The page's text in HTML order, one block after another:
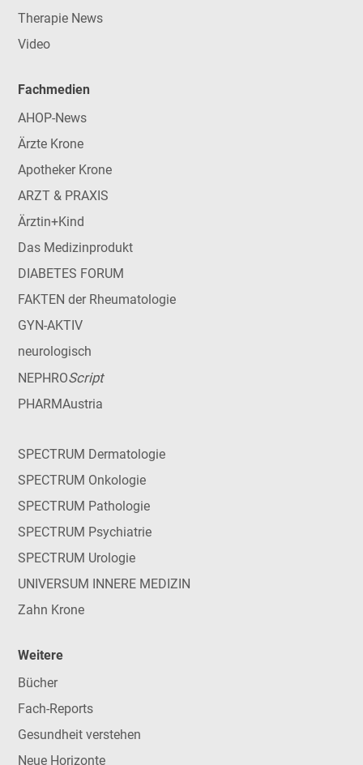
Therapie News
Video
Fachmedien
AHOP-News
Ärzte Krone
Apotheker Krone
ARZT & PRAXIS
Ärztin+Kind
Das Medizinprodukt
DIABETES FORUM
FAKTEN der Rheumatologie
GYN-AKTIV
neurologisch
NEPHROScript
PHARMAustria
SPECTRUM Dermatologie
SPECTRUM Onkologie
SPECTRUM Pathologie
SPECTRUM Psychiatrie
SPECTRUM Urologie
UNIVERSUM INNERE MEDIZIN
Zahn Krone
Weitere
Bücher
Fach-Reports
Gesundheit verstehen
Neue Horizonte